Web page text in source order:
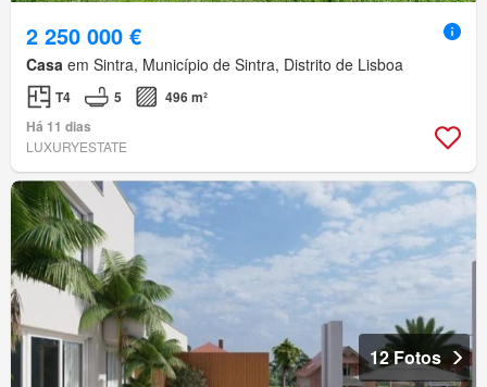
2 250 000 €
Casa em Sintra, Município de Sintra, Distrito de Lisboa
T4 5
496 m²
Há 11 dias
LUXURYESTATE
12 Fotos